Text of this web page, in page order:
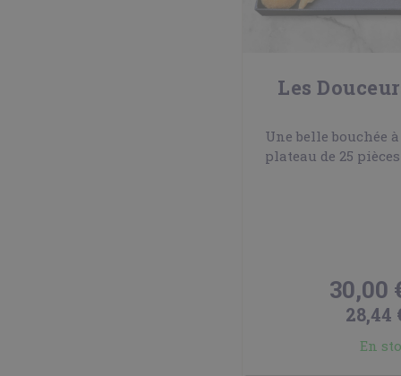
Les
Une belle bouchée
plateau de 25 pièces
30,00
28,44
En